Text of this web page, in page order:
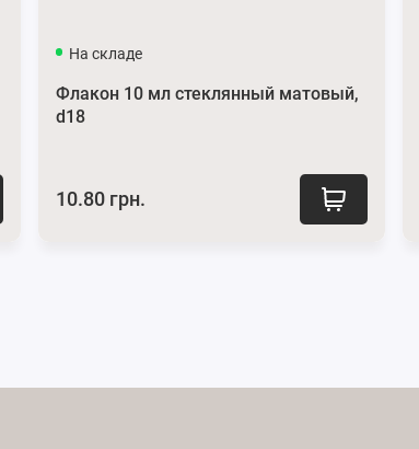
На складе
Флакон 10 мл стеклянный матовый,
d18
10.80 грн.